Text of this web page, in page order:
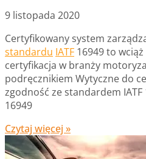
9 listopada 2020
Certyfikowany system
standardu IATF 16949 to
certyfikacja w branży
podręcznikiem Wytyczne do
zgodność ze standardem IATF
16949
Czytaj więcej »